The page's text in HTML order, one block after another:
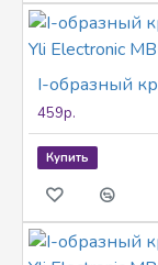
459р.
Купить